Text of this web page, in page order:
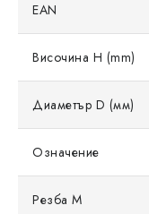
EAN
Височина H (mm)
Диаметър D (мм)
Означение
Резба M